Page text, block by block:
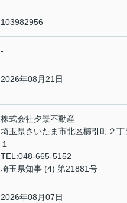
103982956
-
2026年08月21日
株式会社夕景不動産
埼玉県さいたま市北区櫛引町２丁
１
TEL:048-665-5152
埼玉県知事 (4) 第21881号
2026年08月07日